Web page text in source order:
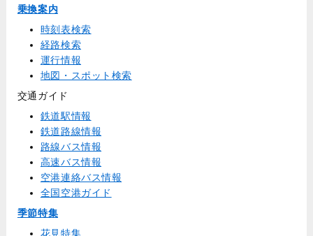
乗換案内
時刻表検索
経路検索
運行情報
地図・スポット検索
交通ガイド
鉄道駅情報
鉄道路線情報
路線バス情報
高速バス情報
空港連絡バス情報
全国空港ガイド
季節特集
花見特集